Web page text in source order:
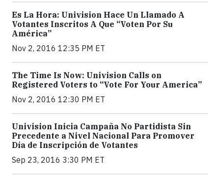
Es La Hora: Univision Hace Un Llamado A
Votantes Inscritos A Que “Voten Por Su
América”
Nov 2, 2016 12:35 PM ET
The Time Is Now: Univision Calls on
Registered Voters to “Vote For Your America”
Nov 2, 2016 12:30 PM ET
Univision Inicia Campaña No Partidista Sin
Precedente a Nivel Nacional Para Promover
Día de Inscripción de Votantes
Sep 23, 2016 3:30 PM ET